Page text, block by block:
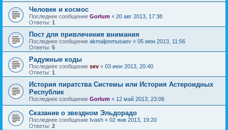
Человек и космос
Последнее сообщение Gorlum « 20 авг 2013, 17:38
Ответы: 1
Пост для привлечения внимания
Последнее сообщение akmaljonmusaev « 05 июн 2013, 11:56
Ответы: 5
Радужные коды
Последнее сообщение sev « 03 июн 2013, 20:40
Ответы: 1
История пиратства Системы или История Астероидных
Республик
Последнее сообщение Gorlum « 12 май 2013, 23:06
Сказание о звездном Эльдорадо
Последнее сообщение Ivash « 02 янв 2013, 19:20
Ответы: 2